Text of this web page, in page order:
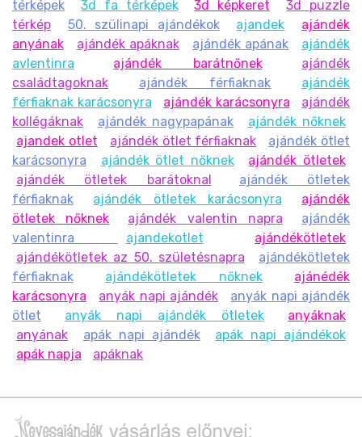
térképek
3d fa térképek 3d képkeret
3d puzzle
térkép
50. szülinapi ajándékok ajandek
ajándék
anyának
ajándék apáknak ajándék apának
ajándék
avlentinra
ajándék barátnőnek
ajándék
családtagoknak
ajándék férfiaknak
ajándék
férfiaknak karácsonyra
ajándék karácsonyra
ajándék
kollégáknak
ajándék nagypapának
ajándék nőknek
ajandek otlet
ajándék ötlet férfiaknak
ajándék ötlet
karácsonyra
ajándék ötlet nőknek
ajándék ötletek
ajándék ötletek barátoknal
ajándék ötletek
férfiaknak
ajándék ötletek karácsonyra
ajándék
ötletek nőknek
ajándék valentin napra
ajándék
valentinra
ajandekotlet
ajándékötletek
ajándékötletek az 50. születésnapra
ajándékötletek
férfiaknak
ajándékötletek nőknek
ajánédék
karácsonyra
anyák napi ajándék
anyák napi ajándék
ötlet
anyák napi ajándék ötletek
anyáknak
anyának
apák napi ajándék
apák napi ajándékok
apák napja
apáknak